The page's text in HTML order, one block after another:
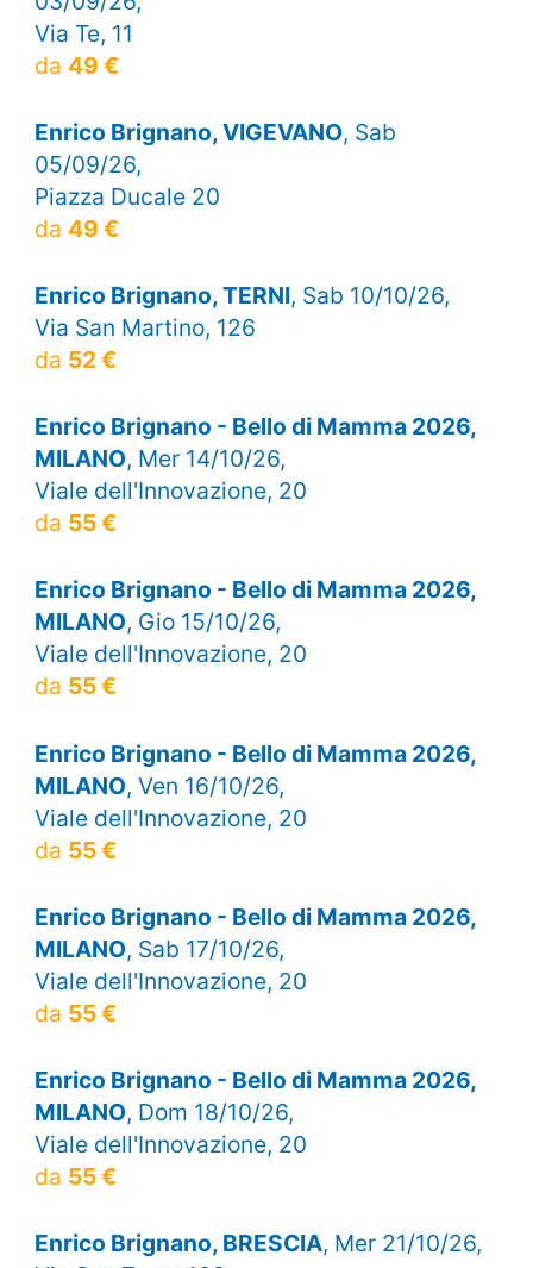
Via Te, 11
da 49 €
Enrico Brignano, VIGEVANO, Sab
05/09/26,
Piazza Ducale 20
da 49 €
Enrico Brignano, TERNI, Sab 10/10/26,
Via San Martino, 126
da 52 €
Enrico Brignano - Bello di Mamma 2026,
MILANO, Mer 14/10/26,
Viale dell'Innovazione, 20
da 55 €
Enrico Brignano - Bello di Mamma 2026,
MILANO, Gio 15/10/26,
Viale dell'Innovazione, 20
da 55 €
Enrico Brignano - Bello di Mamma 2026,
MILANO, Ven 16/10/26,
Viale dell'Innovazione, 20
da 55 €
Enrico Brignano - Bello di Mamma 2026,
MILANO, Sab 17/10/26,
Viale dell'Innovazione, 20
da 55 €
Enrico Brignano - Bello di Mamma 2026,
MILANO, Dom 18/10/26,
Viale dell'Innovazione, 20
da 55 €
Enrico Brignano, BRESCIA, Mer 21/10/26,